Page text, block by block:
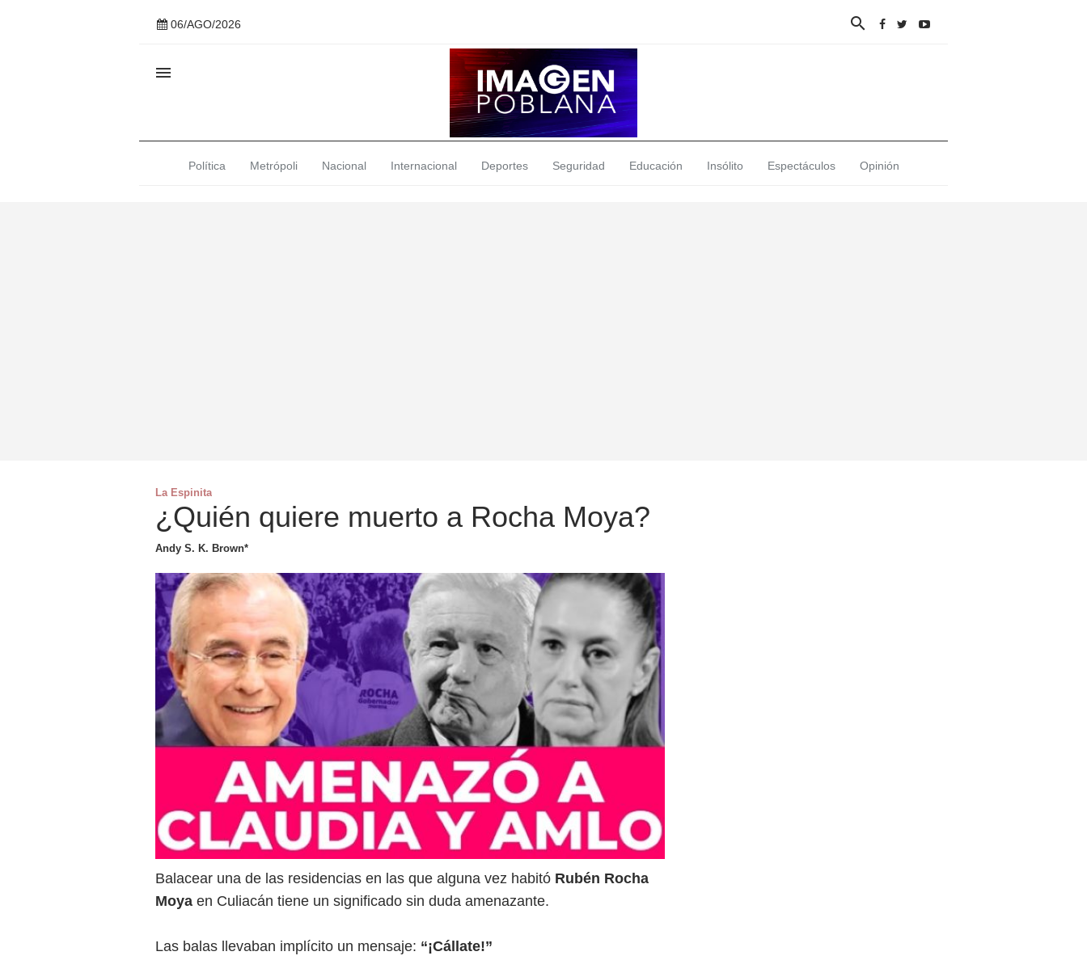
06/AGO/2026 

Política Metrópoli Nacional Internacional Deportes Seguridad Educación Insólito Espectáculos Opinión
La Espinita
¿Quién quiere muerto a Rocha Moya?
Andy S. K. Brown*
Balacear una de las residencias en las que alguna vez habitó Rubén Rocha
Moya en Culiacán tiene un significado sin duda amenazante.
Las balas llevaban implícito un mensaje: “¡Cállate!”